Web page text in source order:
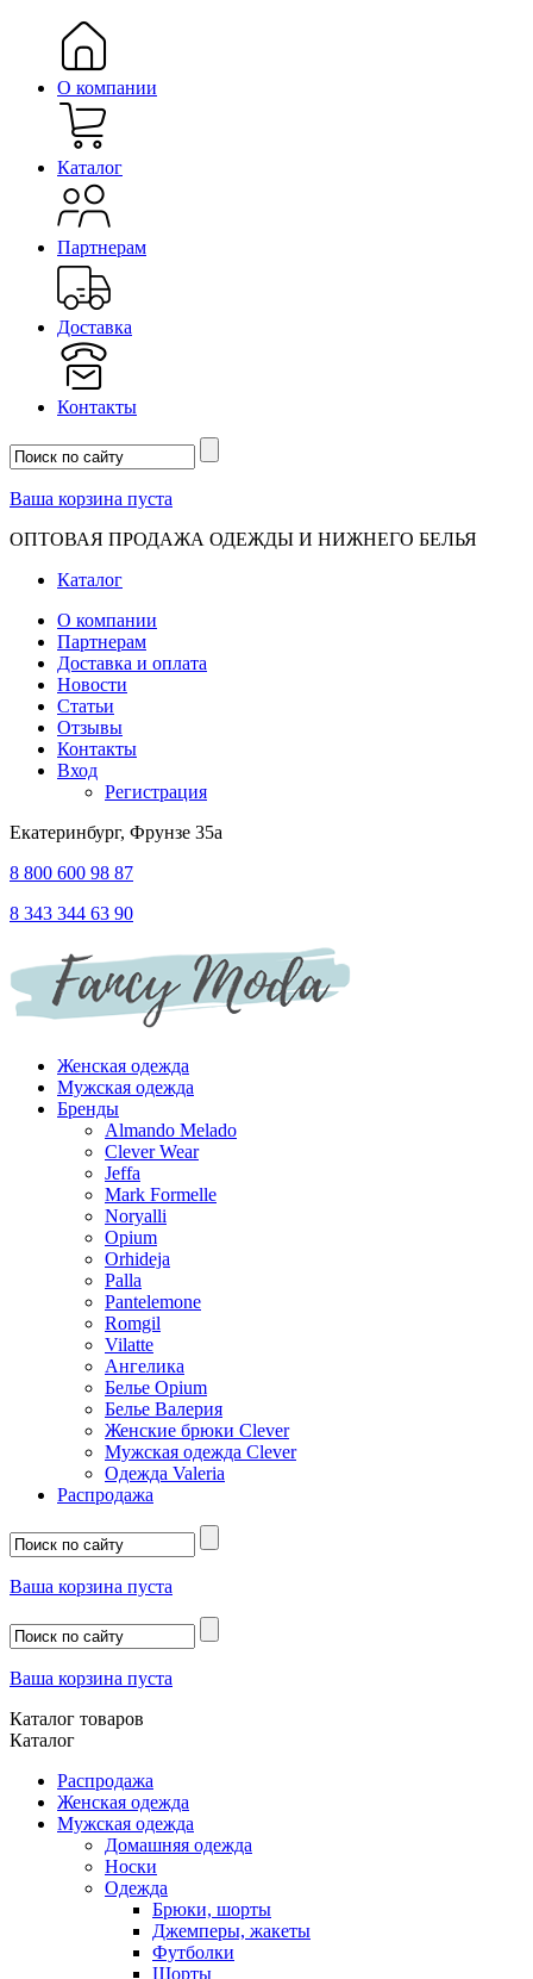
О компании
Каталог
Партнерам
Доставка
Контакты
Ваша корзина пуста
ОПТОВАЯ ПРОДАЖА ОДЕЖДЫ И НИЖНЕГО БЕЛЬЯ
Каталог
О компании
Партнерам
Доставка и оплата
Новости
Статьи
Отзывы
Контакты
Вход
Регистрация
Екатеринбург, Фрунзе 35а
8 800 600 98 87
8 343 344 63 90
Женская одежда
Мужская одежда
Бренды
Almando Melado
Clever Wear
Jeffa
Mark Formelle
Noryalli
Opium
Orhideja
Palla
Pantelemone
Romgil
Vilatte
Ангелика
Белье Opium
Белье Валерия
Женские брюки Clever
Мужская одежда Clever
Одежда Valeria
Распродажа
Ваша корзина пуста
Ваша корзина пуста
Каталог товаров
Каталог
Распродажа
Женская одежда
Мужская одежда
Домашняя одежда
Носки
Одежда
Брюки, шорты
Джемперы, жакеты
Футболки
Шорты